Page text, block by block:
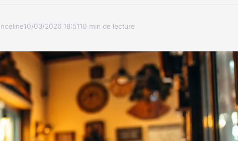
10/03/2026 18:5110 min de lecture